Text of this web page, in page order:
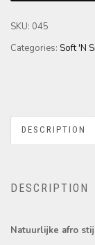
SKU: 045
Categories: Soft 'N
DESCRIPTION
DESCRIPTION
Natuurlijke afro